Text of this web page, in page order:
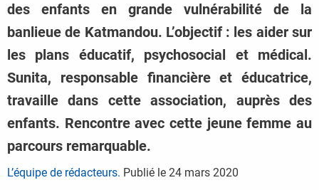
des enfants en grande vulnérabilité de la
banlieue de Katmandou. L’objectif : les aider sur
les plans éducatif, psychosocial et médical.
Sunita, responsable financière et éducatrice,
travaille dans cette association, auprès des
enfants. Rencontre avec cette jeune femme au
parcours remarquable.
L’équipe de rédacteurs. Publié le 24 mars 2020